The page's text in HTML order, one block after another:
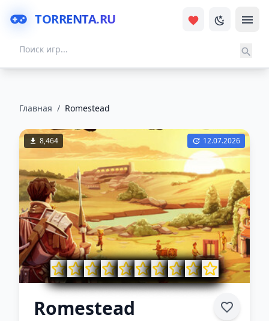
TORRENTA.RU
Главная / Romestead
8,464 12.07.2026
Romestead